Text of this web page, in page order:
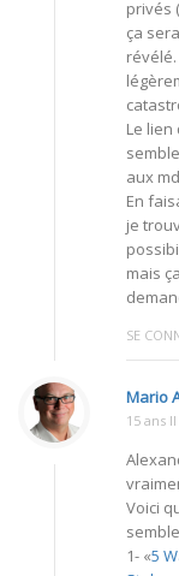
privés
ça
Le
aux
En
je
mais
SE
Mario
15 ans
Voici
1- «5